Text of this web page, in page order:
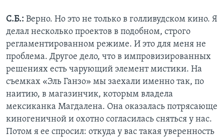
С.Б.: Верно. Но это не только в голливудском кино. Я
делал несколько проектов в подобном, строго
регламентированном режиме. И это для меня не
проблема. Другое дело, что в импровизированных
решениях есть чарующий элемент мистики. На
съемках «Эль Ганзо» мы заехали именно так, по
наитию, в магазинчик, которым владела
мексиканка Магдалена. Она оказалась потрясающе
киногеничной и охотно согласилась сняться у нас.
Потом я ее спросил: откуда у вас такая уверенность